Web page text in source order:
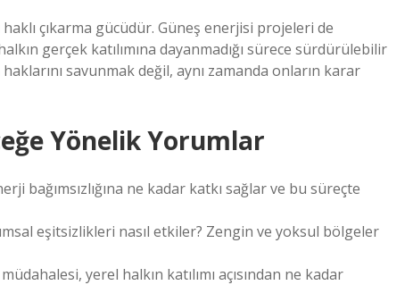
çıkarma gücüdür. Güneş enerjisi projeleri de
gerçek katılımına dayanmadığı sürece sürdürülebilir
savunmak değil, aynı zamanda onların karar
Yönelik Yorumlar
bağımsızlığına ne kadar katkı sağlar ve bu süreçte
eşitsizlikleri nasıl etkiler? Zengin ve yoksul bölgeler
yerel halkın katılımı açısından ne kadar